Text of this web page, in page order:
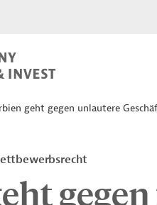
geht gegen unlautere